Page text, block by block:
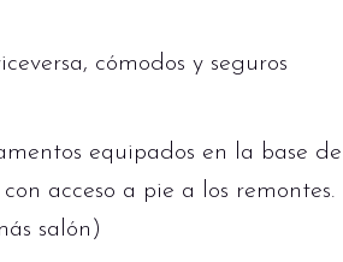
cómodos y seguros
equipados en la base de
acceso a pie a los remontes.
salón)